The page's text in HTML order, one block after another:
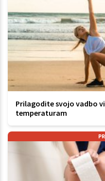
Prilagodite svojo vadbo
temperaturam